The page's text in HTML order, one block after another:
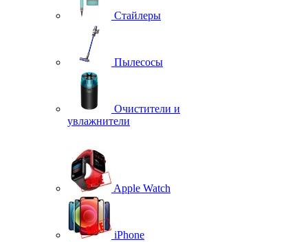
Стайлеры
Пылесосы
Очистители и
увлажнители
Apple Watch
iPhone